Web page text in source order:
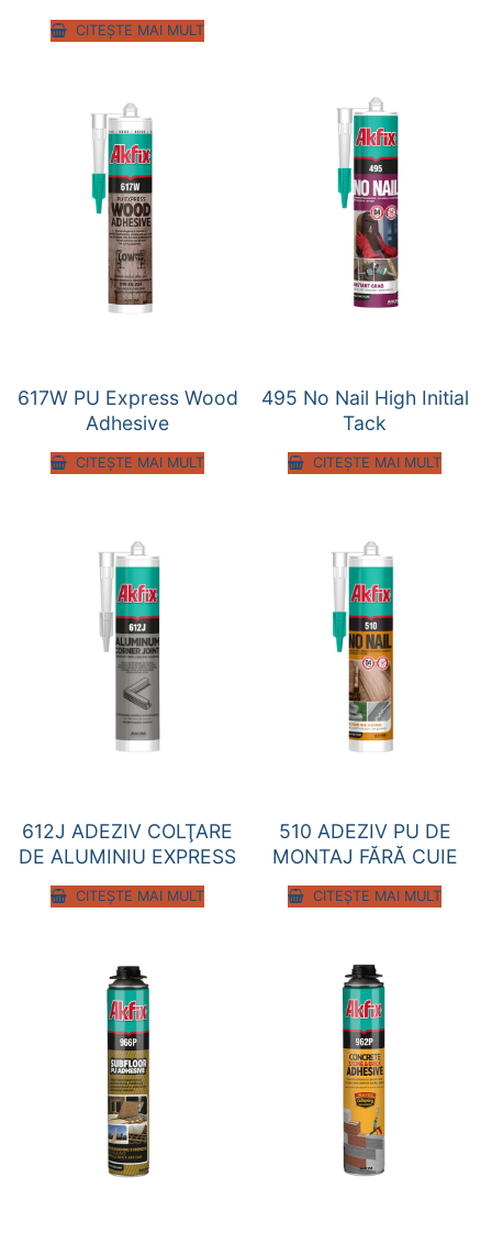
CITEȘTE MAI MULT
617W PU Express Wood
Adhesive
CITEȘTE MAI MULT
495 No Nail High Initial
Tack
CITEȘTE MAI MULT
612J ADEZIV COLŢARE
DE ALUMINIU EXPRESS
CITEȘTE MAI MULT
510 ADEZIV PU DE
MONTAJ FĂRĂ CUIE
CITEȘTE MAI MULT